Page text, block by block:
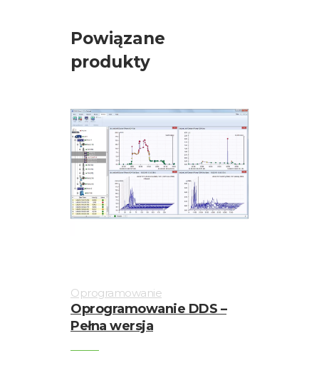
Powiązane
produkty
Oprogramowanie
Oprogramowanie DDS –
Pełna wersja